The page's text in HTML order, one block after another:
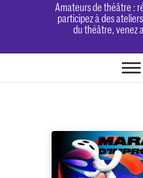
Amateurs de théâtre :
participez à des
du théâtre, venez